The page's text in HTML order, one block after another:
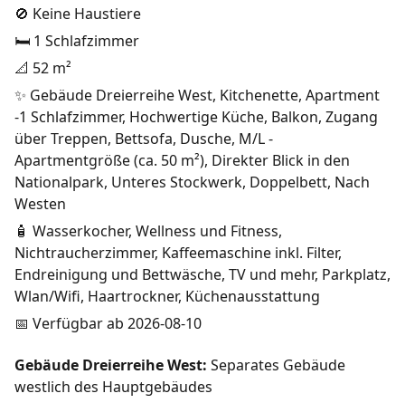
🚫 Keine Haustiere
🛏️ 1 Schlafzimmer
📐 52 m²
✨ Gebäude Dreierreihe West, Kitchenette, Apartment
-1 Schlafzimmer, Hochwertige Küche, Balkon, Zugang
über Treppen, Bettsofa, Dusche, M/L -
Apartmentgröße (ca. 50 m²), Direkter Blick in den
Nationalpark, Unteres Stockwerk, Doppelbett, Nach
Westen
🧴 Wasserkocher, Wellness und Fitness,
Nichtraucherzimmer, Kaffeemaschine inkl. Filter,
Endreinigung und Bettwäsche, TV und mehr, Parkplatz,
Wlan/Wifi, Haartrockner, Küchenausstattung
📅 Verfügbar ab 2026-08-10
Gebäude Dreierreihe West: Separates Gebäude
westlich des Hauptgebäudes